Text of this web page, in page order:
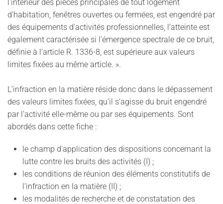
l'intérieur des pièces principales de tout logement
d'habitation, fenêtres ouvertes ou fermées, est engendré par
des équipements d'activités professionnelles, l’atteinte est
également caractérisée si l'émergence spectrale de ce bruit,
définie à l’article R. 1336-8, est supérieure aux valeurs
limites fixées au même article. ».
L’infraction en la matière réside donc dans le dépassement
des valeurs limites fixées, qu’il s’agisse du bruit engendré
par l’activité elle-même ou par ses équipements. Sont
abordés dans cette fiche :
le champ d'application des dispositions concernant la
lutte contre les bruits des activités (I) ;
les conditions de réunion des éléments constitutifs de
l'infraction en la matière (II) ;
les modalités de recherche et de constatation des